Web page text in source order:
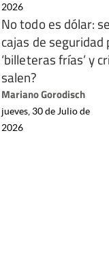
2026
No todo es dólar:
cajas de
‘billeteras frías’ y
salen?
Mariano Gorodisch
jueves, 30 de Julio de
2026